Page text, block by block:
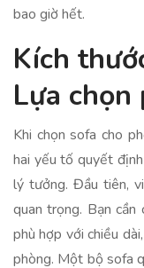
bao giờ hết.
Kích
Lựa chọn
Khi chọn sofa cho
hai yếu tố quyết
lý tưởng. Đầu tiên,
quan trọng. Bạn cần
phù hợp với chiều
phòng. Một bộ sofa